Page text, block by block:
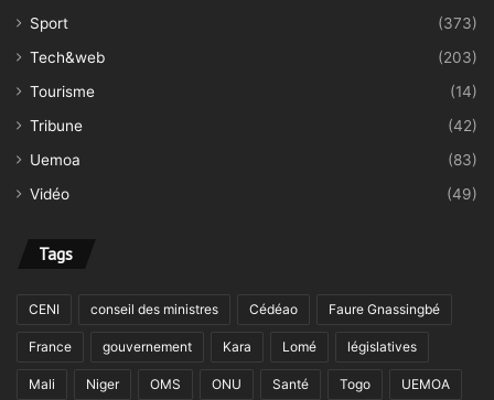
Sport
(373)
Tech&web
(203)
Tourisme
(14)
Tribune
(42)
Uemoa
(83)
Vidéo
(49)
Tags
CENI conseil des ministres Cédéao Faure Gnassingbé
France gouvernement Kara Lomé législatives
Mali Niger OMS ONU Santé Togo UEMOA